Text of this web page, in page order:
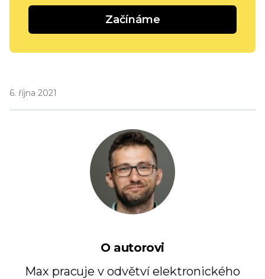
Začínáme
6. října 2021
O autorovi
Max pracuje v odvětví elektronického